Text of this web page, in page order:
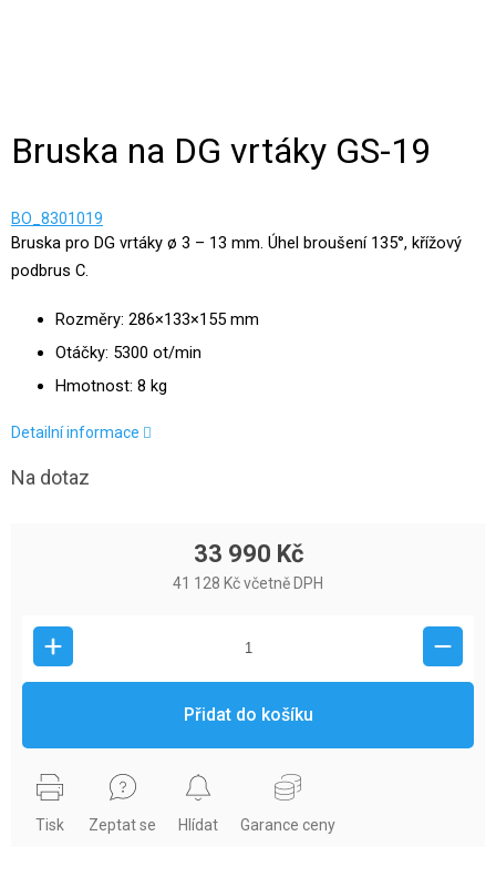
Bruska na DG vrtáky GS-19
BO_8301019
Bruska pro DG vrtáky ø 3 – 13 mm. Úhel broušení 135°, křížový
podbrus C.
Rozměry: 286×133×155 mm
Otáčky: 5300 ot/min
Hmotnost: 8 kg
Detailní informace
Na dotaz
33 990 Kč
41 128 Kč včetně DPH
Přidat do košíku
Tisk Zeptat se Hlídat Garance ceny